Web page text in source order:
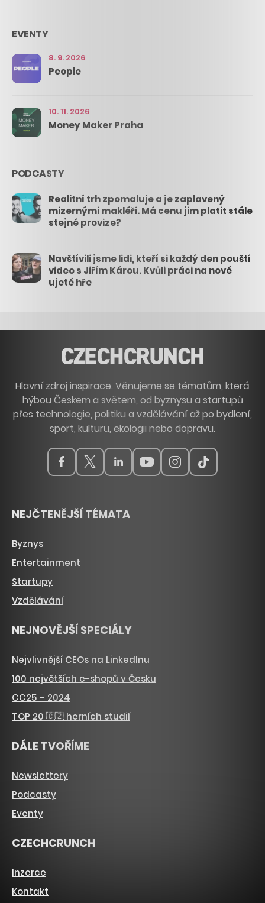
EVENTY
8. 9. 2026
People
10. 11. 2026
Money Maker Praha
PODCASTY
Realitní trh zpomaluje a je zaplavený
mizernými makléři. Má cenu jim platit stále
stejné provize?
Navštívili jsme lidi, kteří si každý den pouští
video s Jiřím Károu. Kvůli práci na nové
ujeté hře
Hlavní zdroj inspirace. Věnujeme se tématům, která
hýbou Českem a světem, od byznysu a startupů
přes technologie, politiku a vzdělávání až po bydlení,
sport, kulturu, ekologii nebo dopravu.
NEJČTENĚJŠÍ TÉMATA
Byznys
Entertainment
Startupy
Vzdělávání
NEJNOVĚJŠÍ SPECIÁLY
Nejvlivnější CEOs na LinkedInu
100 největších e-shopů v Česku
CC25 – 2024
TOP 20 🇨🇿 herních studií
DÁLE TVOŘÍME
Newslettery
Podcasty
Eventy
CZECHCRUNCH
Inzerce
Kontakt